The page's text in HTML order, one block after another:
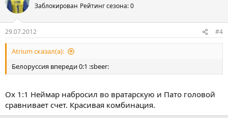
Заблокирован Рейтинг сезона: 0
29.07.2012 #4
Atrium сказал(а):
Белоруссия впереди 0:1 :sbeer:
Ох 1:1 Неймар набросил во вратарскую и Пато головой
сравнивает счет. Красивая комбинация.